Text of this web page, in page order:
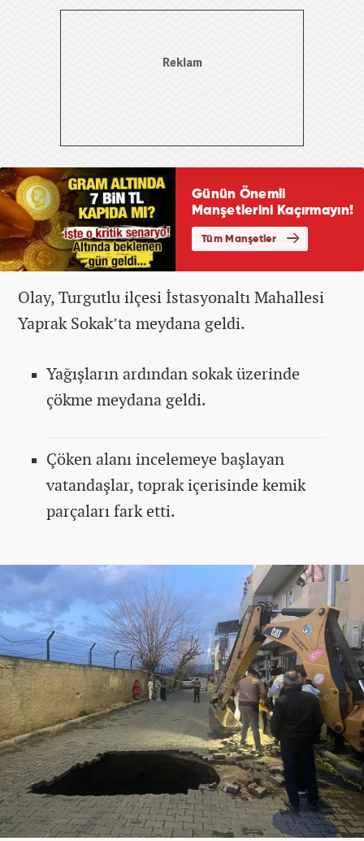
Olay, Turgutlu ilçesi İstasyonaltı Mahallesi
Yaprak Sokak’ta meydana geldi.
Yağışların ardından sokak üzerinde
çökme meydana geldi.
Çöken alanı incelemeye başlayan
vatandaşlar, toprak içerisinde kemik
parçaları fark etti.